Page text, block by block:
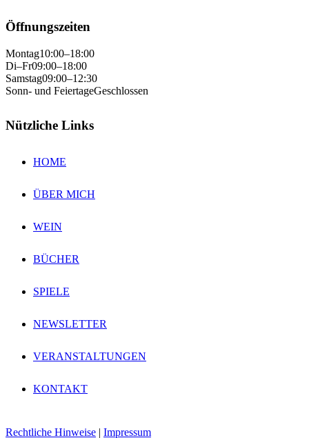
Öffnungszeiten
Montag10:00–18:00
Di–Fr09:00–18:00
Samstag09:00–12:30
Sonn- und FeiertageGeschlossen
Nützliche Links
HOME
ÜBER MICH
WEIN
BÜCHER
SPIELE
NEWSLETTER
VERANSTALTUNGEN
KONTAKT
Rechtliche Hinweise | Impressum